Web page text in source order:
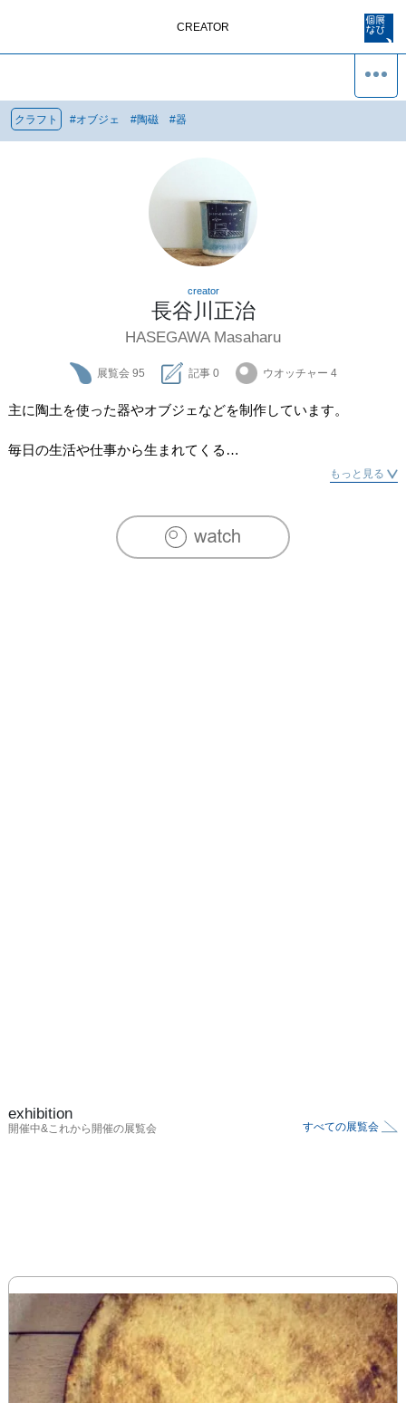
CREATOR
クラフト #オブジェ #陶磁 #器
creator
長谷川正治
HASEGAWA Masaharu
展覧会 95 記事 0 ウオッチャー 4
主に陶土を使った器やオブジェなどを制作しています。
毎日の生活や仕事から生まれてくる
「おもしろい」「楽しい」を大切に自由な制作を心がけていま
もっと見る
exhibition
開催中&これから開催の展覧会 すべての展覧会